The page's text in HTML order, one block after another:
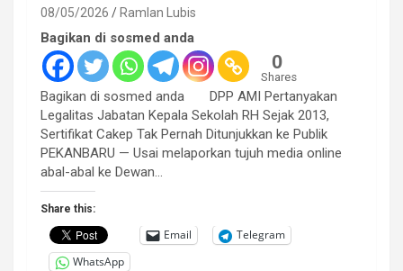
08/05/2026 Ramlan Lubis
Bagikan di sosmed anda
0
Shares
Bagikan di sosmed anda DPP AMI Pertanyakan
Legalitas Jabatan Kepala Sekolah RH Sejak 2013,
Sertifikat Cakep Tak Pernah Ditunjukkan ke Publik
PEKANBARU — Usai melaporkan tujuh media online
abal-abal ke Dewan…
Share this:
Email
Telegram
WhatsApp